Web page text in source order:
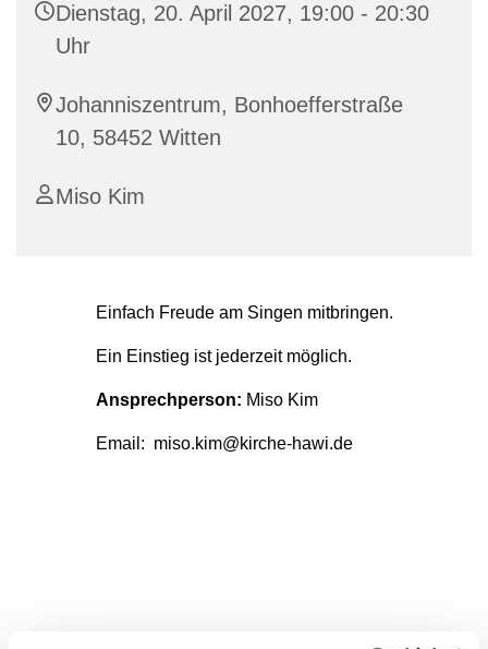
Dienstag, 20. April 2027, 19:00 - 20:30
Uhr
Johanniszentrum, Bonhoefferstraße
10, 58452 Witten
Miso Kim
Einfach Freude am Singen mitbringen.
Ein Einstieg ist jederzeit möglich.
Ansprechperson: Miso Kim
Email: miso.kim@kirche-hawi.de